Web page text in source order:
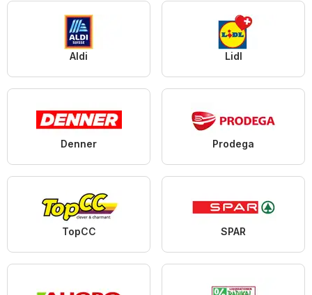
Aldi Lidl
Denner Prodega
TopCC SPAR